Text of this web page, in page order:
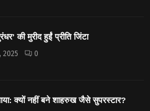
की मुरीद हुईं प्रीति जिंटा
2025 0
क्यों नहीं बने शाहरुख जैसे सुपरस्टार?